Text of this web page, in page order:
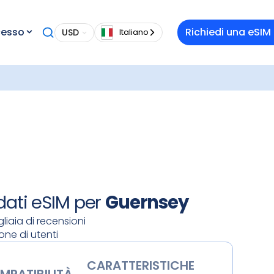
Una
il
USD Italiano Richiedi una
eSIM per Guernsey
di recensioni
di utenti
CARATTERISTICHE